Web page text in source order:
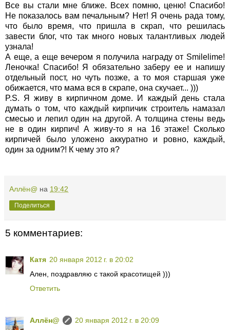
Все вы стали мне ближе. Всех помню, ценю! Спасибо!
Не показалось вам печальным? Нет! Я очень рада тому,
что было время, что пришла в скрап, что решилась
завести блог, что так много новых талантливых людей
узнала!
А еще, а еще вечером я получила награду от Smilelime!
Леночка! Спасибо! Я обязательно заберу ее и напишу
отдельный пост, но чуть позже, а то моя старшая уже
обижается, что мама вся в скрапе, она скучает... )))
P.S. Я живу в кирпичном доме. И каждый день стала
думать о том, что каждый кирпичик строитель намазал
смесью и лепил один на другой. А толщина стены ведь
не в один кирпич! А живу-то я на 16 этаже! Сколько
кирпичей было уложено аккуратно и ровно, каждый,
один за одним?! К чему это я?
Аллён@ на 19:42
Поделиться
5 комментариев:
Катя 20 января 2012 г. в 20:02
Ален, поздравляю с такой красотищей )))
Ответить
Аллён@
20 января 2012 г. в 20:09